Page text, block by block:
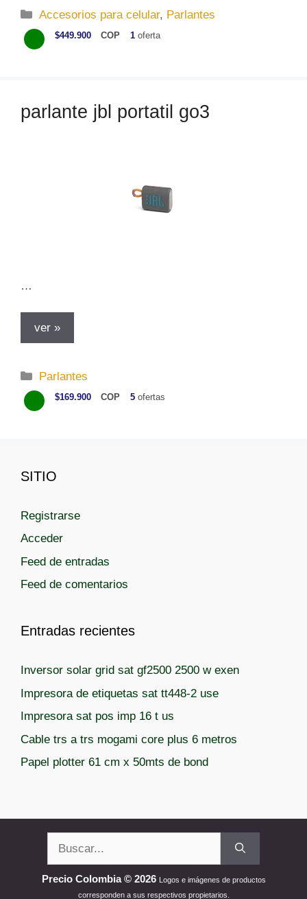
C
a
t
r
Accesorios para celular, Parlantes
$449.900 COP 1 oferta
parlante jbl portatil go3
…
ver »
C
a
t
r
a
Parlantes
$169.900 COP 5 ofertas
SITIO
Registrarse
Acceder
Feed de entradas
Feed de comentarios
Entradas recientes
Inversor solar grid sat gf2500 2500 w exen
Impresora de etiquetas sat tt448-2 use
Impresora sat pos imp 16 t us
Cable trs a trs mogami core plus 6 metros
Papel plotter 61 cm x 50mts de bond
Precio Colombia © 2026 Logos e imágenes de productos
corresponden a sus respectivos propietarios.